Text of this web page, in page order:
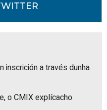
inscrición a través dunha
oCMIX explícacho